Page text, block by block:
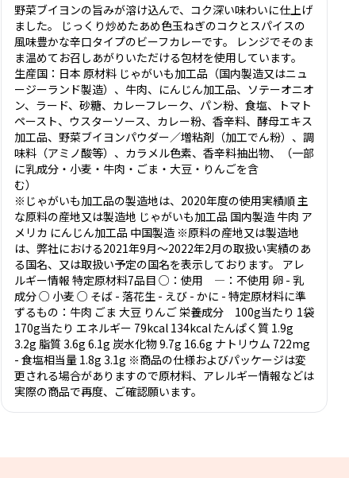
野菜ブイヨンの旨みが溶け込んで、コク深い味わいに仕上げ
ました。 じっくり炒めたあめ色玉ねぎのコクとスパイスの
風味豊かな辛口タイプのビーフカレーです。 レンジでそのま
ま温めてお召しあがりいただける包材を使用しています。
生産国：日本 原材料 じゃがいも加工品（国内製造又はニュ
ージーランド製造）、牛肉、にんじん加工品、ソテーオニオ
ン、ラード、砂糖、カレーフレーク、パン粉、食塩、トマト
ペースト、ウスターソース、カレー粉、香辛料、酵母エキス
加工品、野菜ブイヨンパウダー／増粘剤（加工でん粉）、調
味料（アミノ酸等）、カラメル色素、香辛料抽出物、（一部
に乳成分・小麦・牛肉・ごま・大豆・りんごを含
む）
※じゃがいも加工品の製造地は、2020年度の使用実績順 主
な原料の産地又は製造地 じゃがいも加工品 国内製造 牛肉 ア
メリカ にんじん加工品 中国製造 ※原料の産地又は製造地
は、弊社における2021年9月～2022年2月の取扱い実績のあ
る国名、又は取扱い予定の国名を表示しております。 アレ
ルギー情報 特定原材料7品目 ○：使用 ―：不使用 卵 - 乳
成分 ○ 小麦 ○ そば - 落花生 - えび - かに - 特定原材料に準
ずるもの：牛肉 ごま 大豆 りんご 栄養成分 100g当たり 1袋
170g当たり エネルギー 79kcal 134kcal たんぱく質 1.9g
3.2g 脂質 3.6g 6.1g 炭水化物 9.7g 16.6g ナトリウム 722mg
- 食塩相当量 1.8g 3.1g ※商品の仕様およびパッケージは変
更される場合がありますので原材料、アレルギー情報などは
実際の商品で再度、ご確認願います。